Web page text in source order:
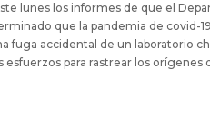
lunes los informes de que el
que la pandemia de covid-
fuga accidental de un laboratorio
esfuerzos para rastrear los orígenes